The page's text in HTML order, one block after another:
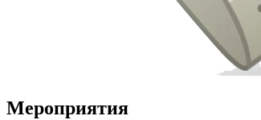
Мероприятия